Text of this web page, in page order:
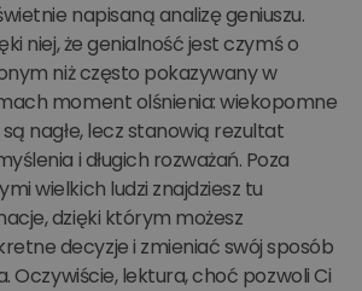
napisaną analizę geniuszu.
niej, że genialność jest czymś o
niż często pokazywany w
moment olśnienia: wiekopomne
nagłe, lecz stanowią rezultat
i długich rozważań. Poza
wielkich ludzi znajdziesz tu
dzięki którym możesz
decyzje i zmieniać swój sposób
Oczywiście, lektura, choć pozwoli Ci